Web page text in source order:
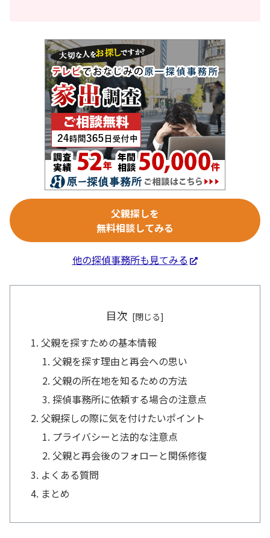
父親探しを
無料相談してみる
他の探偵事務所も見てみる
目次
父親を探すための基本情報
父親を探す理由と再会への思い
父親の所在地を知るための方法
探偵事務所に依頼する場合の注意点
父親探しの際に気を付けたいポイント
プライバシーと法的な注意点
父親と再会後のフォローと関係修復
よくある質問
まとめ